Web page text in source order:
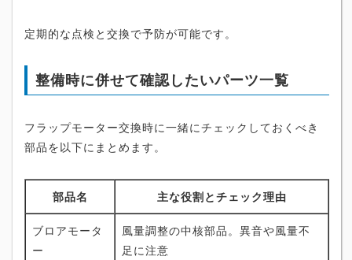
定期的な点検と交換で予防が可能です。
整備時に併せて確認したいパーツ一覧
フラップモーター交換時に一緒にチェックしておくべき
部品を以下にまとめます。
部品名 主な役割とチェック理由
ブロアモータ
ー
風量調整の中核部品。異音や風量不
足に注意